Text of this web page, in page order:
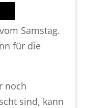
Samstag.
für die
noch
sind, kann